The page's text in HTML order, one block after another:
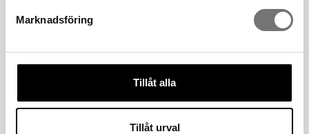
Marknadsföring
Tillåt alla
Tillåt urval